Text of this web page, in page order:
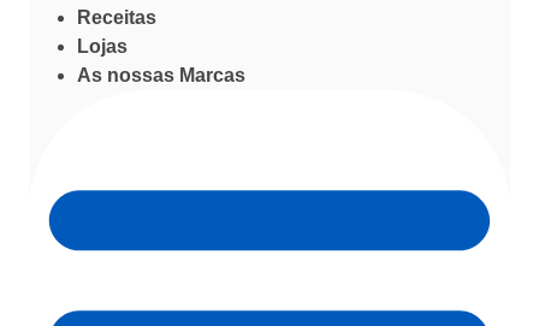
Receitas
Lojas
As nossas Marcas